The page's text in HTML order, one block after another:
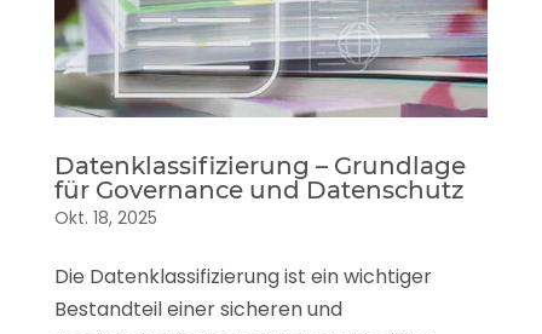
Datenklassifizierung – Grundlage
für Governance und Datenschutz
Okt. 18, 2025
Die Datenklassifizierung ist ein wichtiger
Bestandteil einer sicheren und